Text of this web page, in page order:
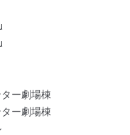
ー劇場棟
ー劇場棟